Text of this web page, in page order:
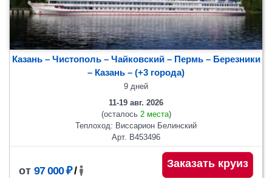
Казань – Чистополь – Чайковский – Пермь – Березники
– Казань – (+3 города)
9 дней
11-19 авг. 2026
(осталось 2 места)
Теплоход: Виссарион Белинский
Арт. В453496
от 97 000 ₽/
Заказать круиз